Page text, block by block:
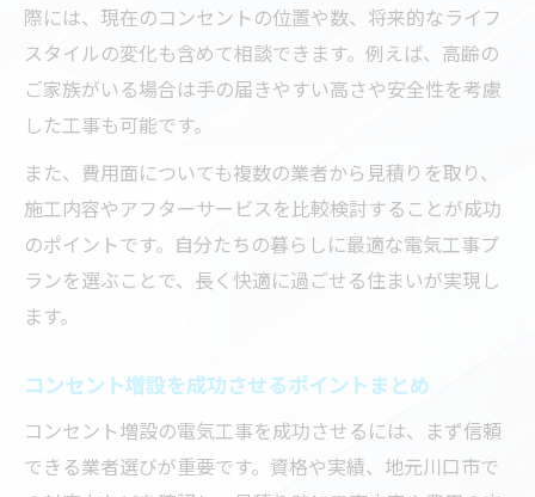
際には、現在のコンセントの位置や数、将来的なライフ
スタイルの変化も含めて相談できます。例えば、高齢の
ご家族がいる場合は手の届きやすい高さや安全性を考慮
した工事も可能です。
また、費用面についても複数の業者から見積りを取り、
施工内容やアフターサービスを比較検討することが成功
のポイントです。自分たちの暮らしに最適な電気工事プ
ランを選ぶことで、長く快適に過ごせる住まいが実現し
ます。
コンセント増設を成功させるポイントまとめ
コンセント増設の電気工事を成功させるには、まず信頼
できる業者選びが重要です。資格や実績、地元川口市で